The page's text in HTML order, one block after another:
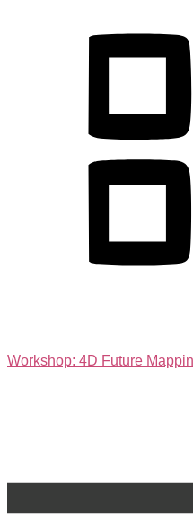
Workshop: 4D Future